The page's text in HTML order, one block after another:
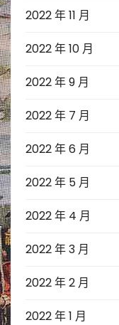
2022 年 11 月
2022 年 10 月
2022 年 9 月
2022 年 7 月
2022 年 6 月
2022 年 5 月
2022 年 4 月
2022 年 3 月
2022 年 2 月
2022 年 1 月